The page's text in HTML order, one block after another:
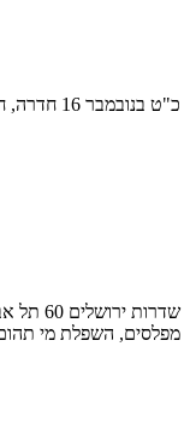
כ"ט בנובמבר 16 חדרה, חוות דעת ותוכנית הידרולוגית לניהול מי נגר
שדרות
מפלסים, השפלת מי